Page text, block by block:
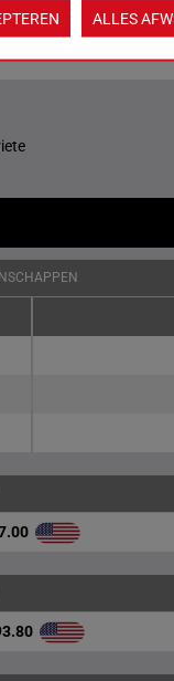
ALLES